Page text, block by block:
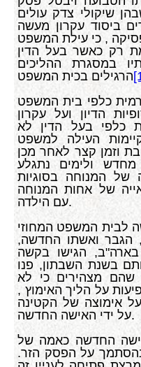
שיקולי צדק עולים
ביסוד עקרון מעשה
, כי עילת המשפט
רק כאשר בעל הדין
במסגרת ההליכים
הרגילים בכית המשפט
כלפי בית המשפט
הדיון ועל עקרון
כלפי בעל הדין לא
העילה למשפט
וזמן קצר לאחר מכן
ולימים נתגלע
של המנוחה בסוגיות
של אחות המנוחה
עם הילדה.
לבית המשפט המחוזי
הגבר ואשתו החדשה,
הגישו בקשה
בשנת השבתון, פנו
שהם מצהירים כי לא
על הליך האימוץ ,
אימוצה של הקטינה
על ידי האישה החדשה.
החדשה כאמה של
על הפסק הזר.